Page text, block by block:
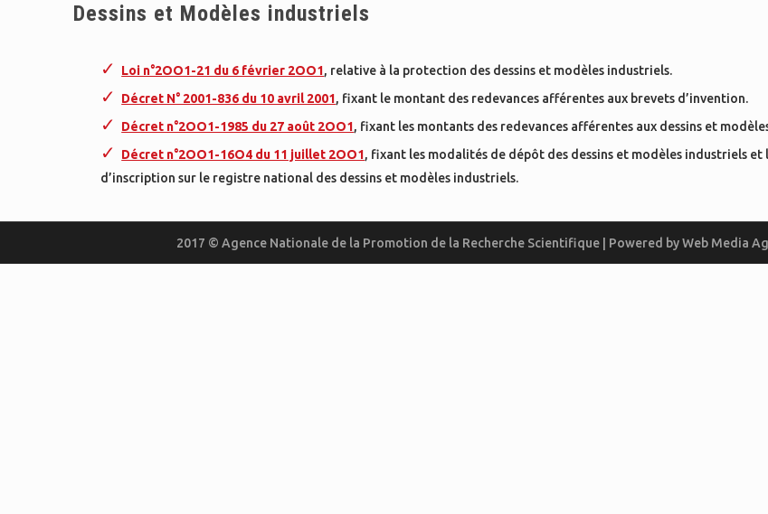
Dessins et Modèles industriels
Loi n°2OO1-21 du 6 février 2OO1, relative à la protection des dessins et modèles industriels.
Décret N° 2001-836 du 10 avril 2001, fixant le montant des redevances afférentes aux brevets d’invention.
Décret n°2OO1-1985 du 27 août 2OO1, fixant les montants des redevances afférentes aux dessins et
Décret n°2OO1-16O4 du 11 juillet 2OO1, fixant les modalités de dépôt des dessins et modèles industriels et
d’inscription sur le registre national des dessins et modèles industriels.
2017 © Agence Nationale de la Promotion de la Recherche Scientifique | Powered byWeb Media